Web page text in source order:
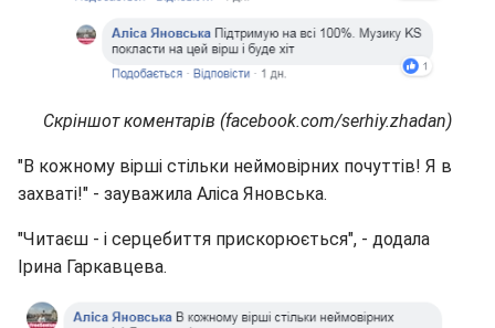
Скріншот коментарів (facebook.com/serhiy.zhadan)
"В кожному вірші стільки неймовірних почуттів! Я в
захваті!" - зауважила Аліса Яновська.
"Читаєш - і серцебиття прискорюється", - додала
Ірина Гаркавцева.